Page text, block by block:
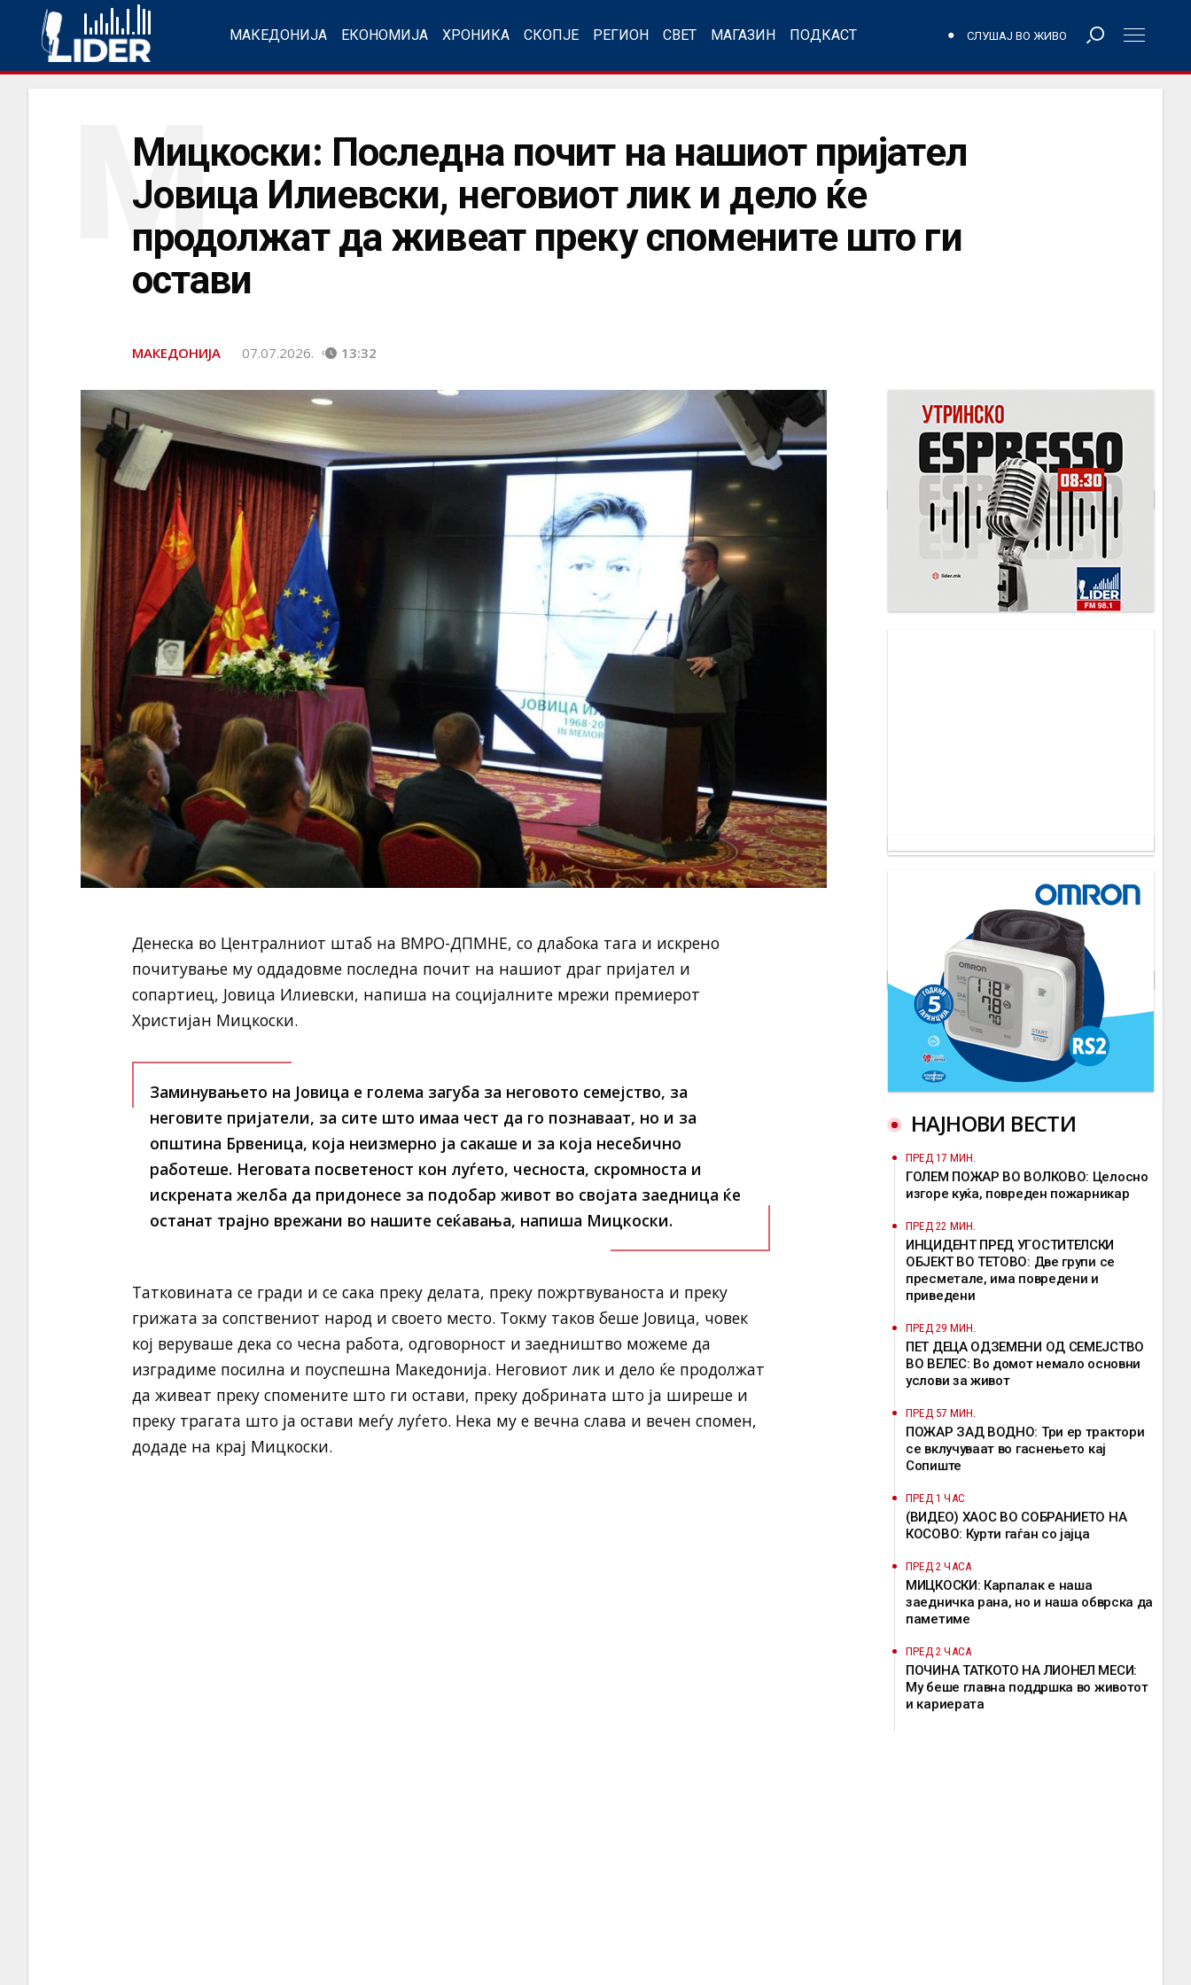
МАКЕДОНИЈА ЕКОНОМИЈА ХРОНИКА СКОПЈЕ РЕГИОН СВЕТ МАГАЗИН ПОДКАСТ СЛУШАЈ ВО ЖИВО
Мицкоски: Последна почит на нашиот пријател
Јовица Илиевски, неговиот лик и дело ќе
продолжат да живеат преку спомените што ги
остави
М
МАКЕДОНИЈА 07.07.2026. 13:32
Денеска во Централниот штаб на ВМРО-ДПМНЕ, со длабока тага и искрено
почитување му оддадовме последна почит на нашиот драг пријател и
сопартиец, Јовица Илиевски, напиша на социјалните мрежи премиерот
Христијан Мицкоски.
Заминувањето на Јовица е голема загуба за неговото семејство, за
неговите пријатели, за сите што имаа чест да го познаваат, но и за
општина Брвеница, која неизмерно ја сакаше и за која несебично
работеше. Неговата посветеност кон луѓето, чесноста, скромноста и
искрената желба да придонесе за подобар живот во својата заедница ќе
останат трајно врежани во нашите сеќавања, напиша Мицкоски.
Татковината се гради и се сака преку делата, преку пожртвуваноста и преку
грижата за сопствениот народ и своето место. Токму таков беше Јовица, човек
кој веруваше дека со чесна работа, одговорност и заедништво можеме да
изградиме посилна и поуспешна Македонија. Неговиот лик и дело ќе продолжат
да живеат преку спомените што ги остави, преку добрината што ја ширеше и
преку трагата што ја остави меѓу луѓето. Нека му е вечна слава и вечен спомен,
додаде на крај Мицкоски.
НАЈНОВИ ВЕСТИ
ПРЕД 17 МИН.
ГОЛЕМ ПОЖАР ВО ВОЛКОВО: Целосно
изгоре куќа, повреден пожарникар
ПРЕД 22 МИН.
ИНЦИДЕНТ ПРЕД УГОСТИТЕЛСКИ
ОБЈЕКТ ВО ТЕТОВО: Две групи се
пресметале, има повредени и
приведени
ПРЕД 29 МИН.
ПЕТ ДЕЦА ОДЗЕМЕНИ ОД СЕМЕЈСТВО
ВО ВЕЛЕС: Во домот немало основни
услови за живот
ПРЕД 57 МИН.
ПОЖАР ЗАД ВОДНО: Три ер трактори
се вклучуваат во гаснењето кај
Сопиште
ПРЕД 1 ЧАС
(ВИДЕО) ХАОС ВО СОБРАНИЕТО НА
КОСОВО: Курти гаѓан со јајца
ПРЕД 2 ЧАСА
МИЦКОСКИ: Карпалак е наша
заедничка рана, но и наша обврска да
паметиме
ПРЕД 2 ЧАСА
ПОЧИНА ТАТКОТО НА ЛИОНЕЛ МЕСИ:
Му беше главна поддршка во животот
и кариерата